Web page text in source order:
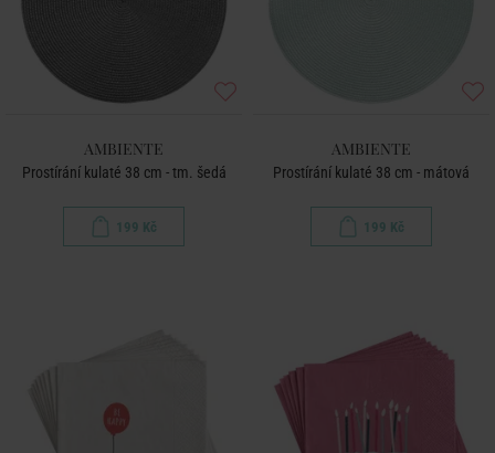
AMBIENTE
Prostírání kulaté 38 cm - tm. šedá
199 Kč
AMBIENTE
Prostírání kulaté 38 cm - mátová
199 Kč